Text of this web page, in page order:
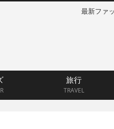
最新ファ
旅行
TRAVEL